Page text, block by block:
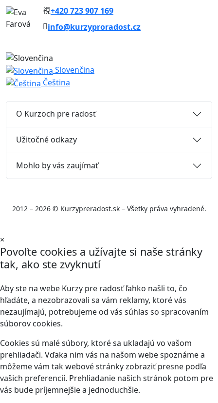
+420 723 907 169
info@kurzyproradost.cz
Slovenčina
Čeština
O Kurzoch pre radosť
Užitočné odkazy
Mohlo by vás zaujímať
2012 – 2026 © Kurzypreradost.sk – Všetky práva vyhradené.
×
Povoľte cookies a užívajte si naše stránky
tak, ako ste zvyknutí
Aby ste na webe Kurzy pre radosť ľahko našli to, čo
hľadáte, a nezobrazovali sa vám reklamy, ktoré vás
nezaujímajú, potrebujeme od vás súhlas so spracovaním
súborov cookies.
Cookies sú malé súbory, ktoré sa ukladajú vo vašom
prehliadači. Vďaka nim vás na našom webe spoznáme a
môžeme vám tak webové stránky zobraziť presne podľa
vašich preferencií. Prehliadanie našich stránok potom pre
vás bude príjemnejšie a jednoduchšie.